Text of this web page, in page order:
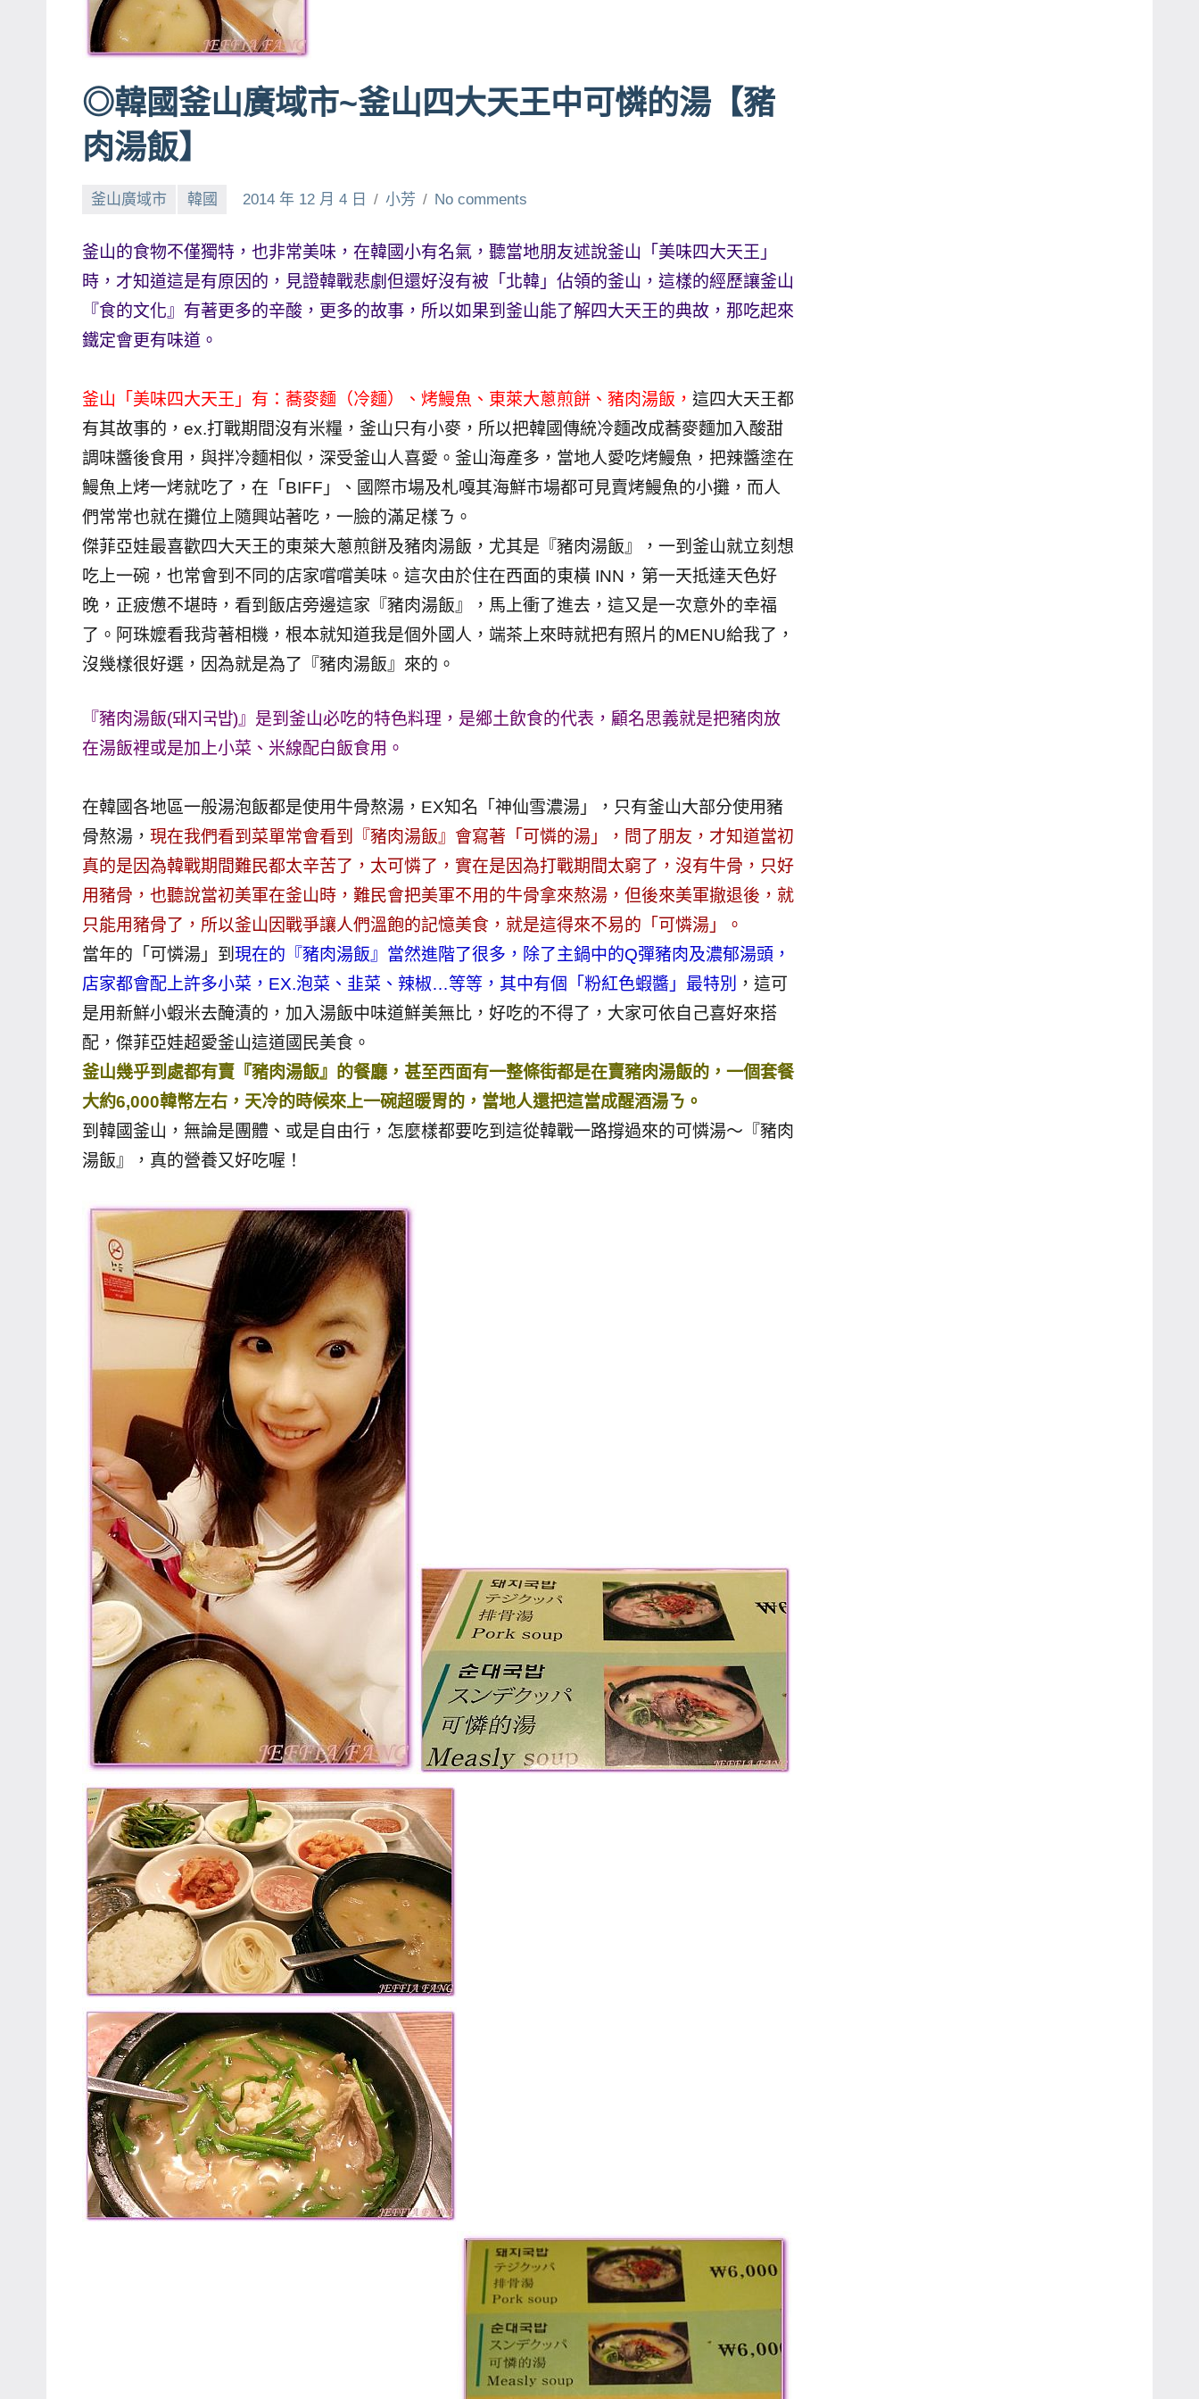
賓、
News
探
節
班
外
景
節
主
吳
哥
窟
國
旅
遊
書
作
者、
發
會
及
動
持、
學
校
企
業
講
部
落
客
及
旅
遊
欄、
作
對
象。
★
◎韓國釜山廣域市~釜山四大天王中可憐的湯【豬
肉湯飯】
釜山廣域市 韓國 2014 年 12 月 4 日 小芳 No comments
釜山的食物不僅獨特，也非常美味，在韓國小有名氣，聽當地朋友述說釜山「美味四大天王」
時，才知道這是有原因的，見證韓戰悲劇但還好沒有被「北韓」佔領的釜山，這樣的經歷讓釜山
『食的文化』有著更多的辛酸，更多的故事，所以如果到釜山能了解四大天王的典故，那吃起來
鐵定會更有味道。
釜山「美味四大天王」有：蕎麥麵（冷麵）、烤鰻魚、東萊大蔥煎餅、豬肉湯飯， 這四大天王都
有其故事的，ex.打戰期間沒有米糧，釜山只有小麥，所以把韓國傳統冷麵改成蕎麥麵加入酸甜
調味醬後食用，與拌冷麵相似，深受釜山人喜愛。釜山海產多，當地人愛吃烤鰻魚，把辣醬塗在
鰻魚上烤一烤就吃了，在「BIFF」、國際市場及札嘎其海鮮市場都可見賣烤鰻魚的小攤，而人
們常常也就在攤位上隨興站著吃，一臉的滿足樣ㄋ。
傑菲亞娃最喜歡四大天王的東萊大蔥煎餅及豬肉湯飯，尤其是『豬肉湯飯』，一到釜山就立刻想
吃上一碗，也常會到不同的店家嚐嚐美味。這次由於住在西面的東橫 INN，第一天抵達天色好
晚，正疲憊不堪時，看到飯店旁邊這家『豬肉湯飯』，馬上衝了進去，這又是一次意外的幸福
了。阿珠嬤看我背著相機，根本就知道我是個外國人，端茶上來時就把有照片的MENU給我了，
沒幾樣很好選，因為就是為了『豬肉湯飯』來的。
『豬肉湯飯(돼지국밥)』是到釜山必吃的特色料理，是鄉土飲食的代表，顧名思義就是把豬肉放
在湯飯裡或是加上小菜、米線配白飯食用。
在韓國各地區一般湯泡飯都是使用牛骨熬湯，EX知名「神仙雪濃湯」，只有釜山大部分使用豬
骨熬湯， 現在我們看到菜單常會看到『豬肉湯飯』會寫著「可憐的湯」，問了朋友，才知道當初
真的是因為韓戰期間難民都太辛苦了，太可憐了，實在是因為打戰期間太窮了，沒有牛骨，只好
用豬骨，也聽說當初美軍在釜山時，難民會把美軍不用的牛骨拿來熬湯，但後來美軍撤退後，就
只能用豬骨了，所以釜山因戰爭讓人們溫飽的記憶美食，就是這得來不易的「可憐湯」。
當年的「可憐湯」到 現在的『豬肉湯飯』當然進階了很多，除了主鍋中的Q彈豬肉及濃郁湯頭，
店家都會配上許多小菜，EX.泡菜、韭菜、辣椒…等等，其中有個「粉紅色蝦醬」最特別
，這可
是用新鮮小蝦米去醃漬的，加入湯飯中味道鮮美無比，好吃的不得了，大家可依自己喜好來搭
配，傑菲亞娃超愛釜山這道國民美食。
釜山幾乎到處都有賣『豬肉湯飯』的餐廳，甚至西面有一整條街都是在賣豬肉湯飯的，一個套餐
大約6,000韓幣左右，天冷的時候來上一碗超暖胃的，當地人還把這當成醒酒湯ㄋ。
到韓國釜山，無論是團體、或是自由行，怎麼樣都要吃到這從韓戰一路撐過來的可憐湯～『豬肉
湯飯』，真的營養又好吃喔！